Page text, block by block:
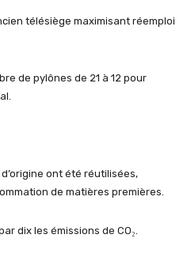
maximisant réemploi
pylônes de 21 à 12 pour
ont été réutilisées,
de matières premières.
dix les émissions de CO₂.